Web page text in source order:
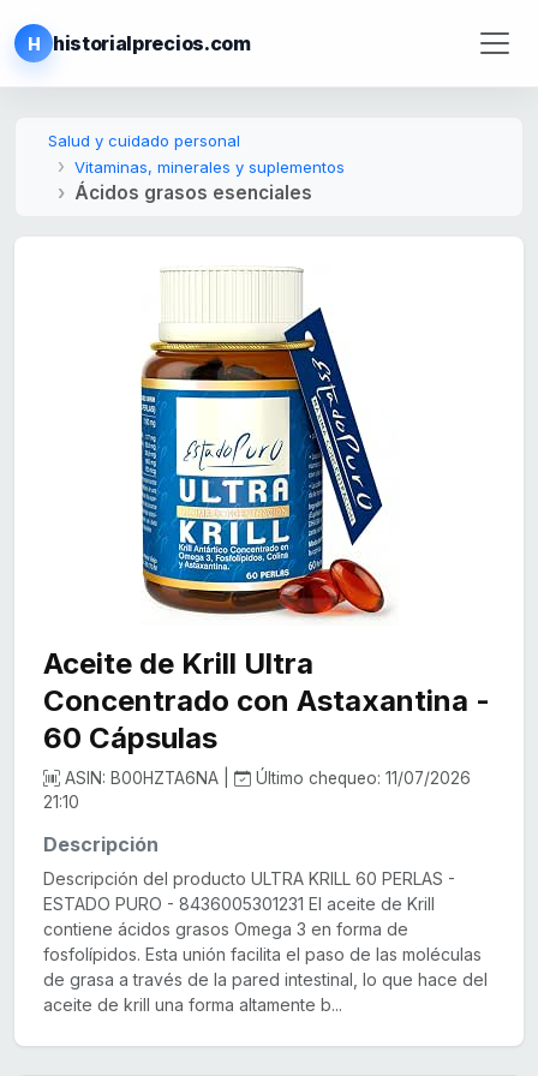
H historialprecios.com
Salud y cuidado personal
Vitaminas, minerales y suplementos
Ácidos grasos esenciales
Aceite de Krill Ultra
Concentrado con Astaxantina -
60 Cápsulas
ASIN: B00HZTA6NA |
Último chequeo: 11/07/2026
21:10
Descripción
Descripción del producto ULTRA KRILL 60 PERLAS -
ESTADO PURO - 8436005301231 El aceite de Krill
contiene ácidos grasos Omega 3 en forma de
fosfolípidos. Esta unión facilita el paso de las moléculas
de grasa a través de la pared intestinal, lo que hace del
aceite de krill una forma altamente b...